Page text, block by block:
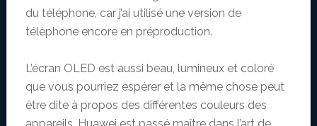
du téléphone, car j’ai utilisé une version de
téléphone encore en préproduction.
L’écran OLED est aussi beau, lumineux et coloré
que vous pourriez espérer et la même chose peut
être dite à propos des différentes couleurs des
appareils. Huawei est passé maître dans l’art de